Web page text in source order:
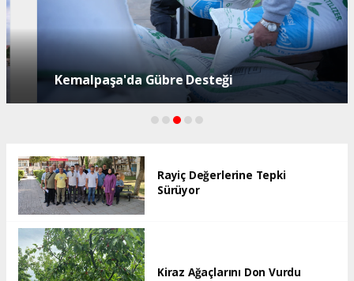
Kemalpaşa'da Gübre Desteği
Rayiç Değerlerine Tepki
Sürüyor
Kiraz Ağaçlarını Don Vurdu